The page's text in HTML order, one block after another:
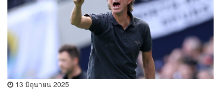
13 มิถุนายน 2025